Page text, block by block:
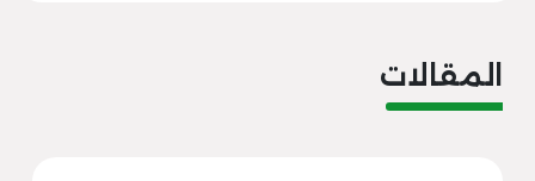
المقالات